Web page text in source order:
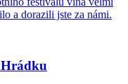
a dorazili jste za námi.
Hrádku